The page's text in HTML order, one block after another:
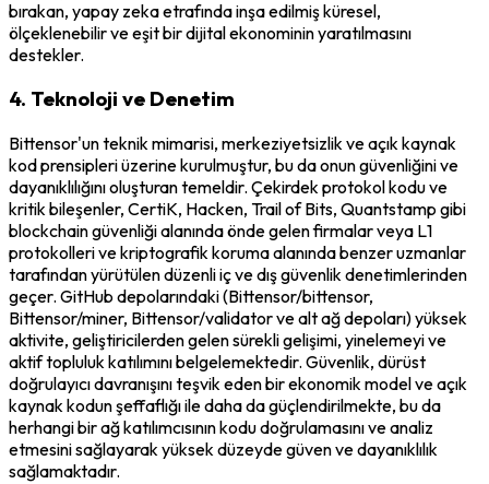
bırakan, yapay zeka etrafında inşa edilmiş küresel,
ölçeklenebilir ve eşit bir dijital ekonominin yaratılmasını
destekler.
4. Teknoloji ve Denetim
Bittensor'un teknik mimarisi, merkeziyetsizlik ve açık kaynak
kod prensipleri üzerine kurulmuştur, bu da onun güvenliğini ve
dayanıklılığını oluşturan temeldir. Çekirdek protokol kodu ve
kritik bileşenler, CertiK, Hacken, Trail of Bits, Quantstamp gibi
blockchain güvenliği alanında önde gelen firmalar veya L1
protokolleri ve kriptografik koruma alanında benzer uzmanlar
tarafından yürütülen düzenli iç ve dış güvenlik denetimlerinden
geçer. GitHub depolarındaki (Bittensor/bittensor,
Bittensor/miner, Bittensor/validator ve alt ağ depoları) yüksek
aktivite, geliştiricilerden gelen sürekli gelişimi, yinelemeyi ve
aktif topluluk katılımını belgelemektedir. Güvenlik, dürüst
doğrulayıcı davranışını teşvik eden bir ekonomik model ve açık
kaynak kodun şeffaflığı ile daha da güçlendirilmekte, bu da
herhangi bir ağ katılımcısının kodu doğrulamasını ve analiz
etmesini sağlayarak yüksek düzeyde güven ve dayanıklılık
sağlamaktadır.